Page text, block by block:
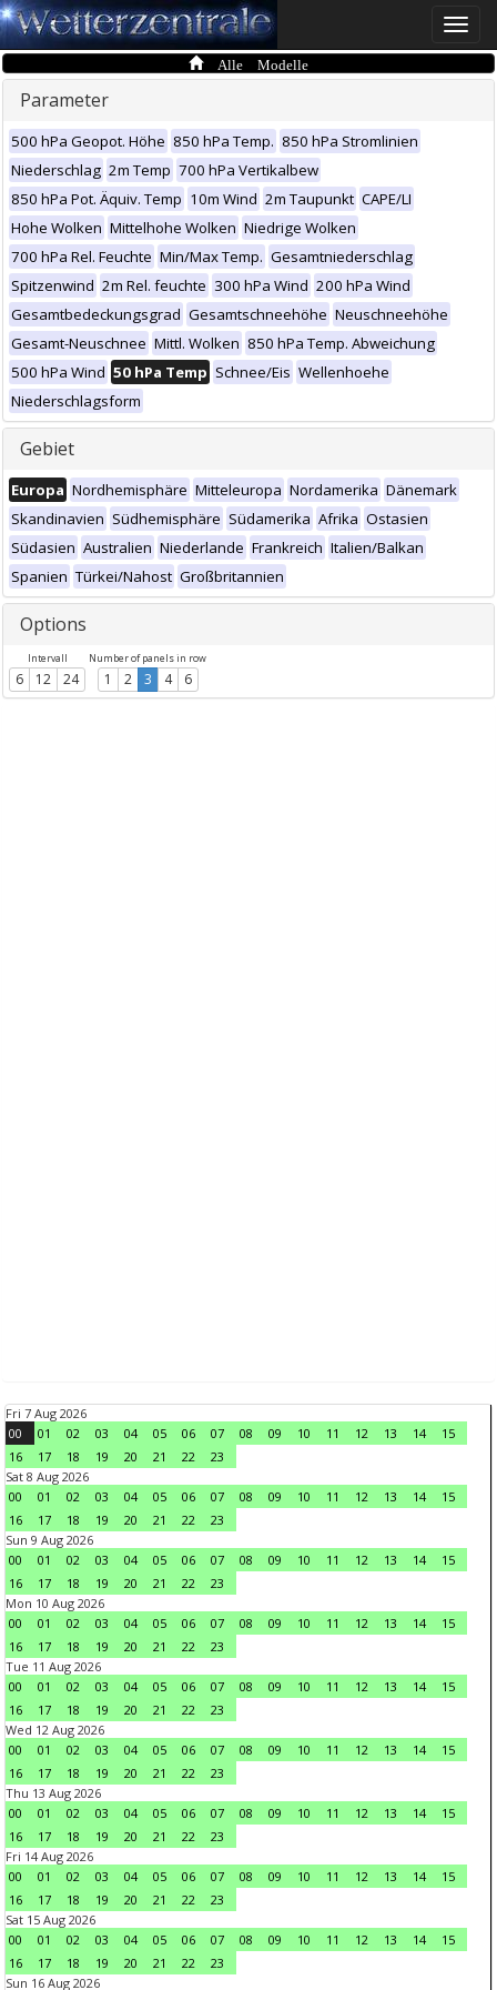
Toggle
Alle Modelle
Parameter
500 hPa Geopot. Höhe 850 hPa Temp. 850 hPa Stromlinien
Niederschlag 2m Temp 700 hPa Vertikalbew
850 hPa Pot. Äquiv. Temp 10m Wind 2m Taupunkt CAPE/LI
Hohe Wolken Mittelhohe Wolken Niedrige Wolken
700 hPa Rel. Feuchte Min/Max Temp. Gesamtniederschlag
Spitzenwind 2m Rel. feuchte 300 hPa Wind 200 hPa Wind
Gesamtbedeckungsgrad Gesamtschneehöhe Neuschneehöhe
Gesamt-Neuschnee Mittl. Wolken 850 hPa Temp. Abweichung
500 hPa Wind 50 hPa Temp Schnee/Eis Wellenhoehe
Niederschlagsform
Gebiet
Europa Nordhemisphäre Mitteleuropa Nordamerika Dänemark
Skandinavien Südhemisphäre Südamerika Afrika Ostasien
Südasien Australien Niederlande Frankreich Italien/Balkan
Spanien Türkei/Nahost Großbritannien
Options
Intervall
6 12 24
Number of panels in row
1 2 3 4 6
Fri 7 Aug 2026
00
01 02 03 04 05 06 07 08 09 10 11 12 13 14
15
16
17 18 19 20 21 22
23
Sat 8 Aug 2026
00
01 02 03 04 05 06 07 08 09 10 11 12 13 14
15
16
17 18 19 20 21 22
23
Sun 9 Aug 2026
00
01 02 03 04 05 06 07 08 09 10 11 12 13 14
15
16
17 18 19 20 21 22
23
Mon 10 Aug 2026
00
01 02 03 04 05 06 07 08 09 10 11 12 13 14
15
16
17 18 19 20 21 22
23
Tue 11 Aug 2026
00
01 02 03 04 05 06 07 08 09 10 11 12 13 14
15
16
17 18 19 20 21 22
23
Wed 12 Aug 2026
00
01 02 03 04 05 06 07 08 09 10 11 12 13 14
15
16
17 18 19 20 21 22
23
Thu 13 Aug 2026
00
01 02 03 04 05 06 07 08 09 10 11 12 13 14
15
16
17 18 19 20 21 22
23
Fri 14 Aug 2026
00
01 02 03 04 05 06 07 08 09 10 11 12 13 14
15
16
17 18 19 20 21 22
23
Sat 15 Aug 2026
00
01 02 03 04 05 06 07 08 09 10 11 12 13 14
15
16
17 18 19 20 21 22
23
Sun 16 Aug 2026